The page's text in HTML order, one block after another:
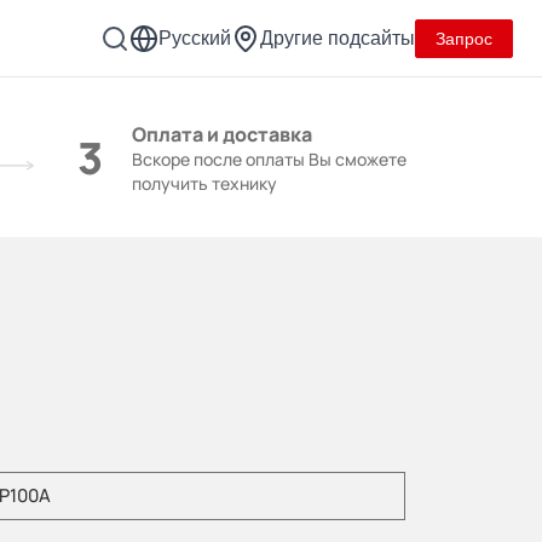
Русский Другие подсайты Запрос
3 Оплата и доставка
Вскоре после оплаты Вы сможете
получить технику